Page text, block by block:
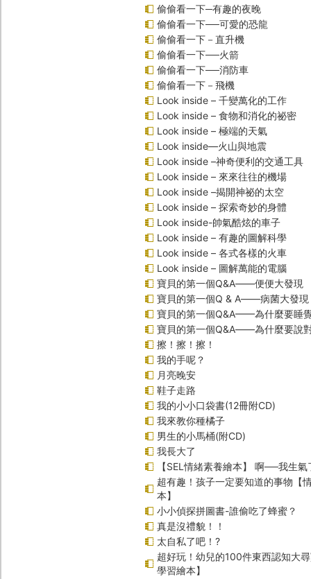
偷偷看一下─有趣的夜晚
偷偷看一下──可愛的恐龍
偷偷看一下－直升機
偷偷看一下──火箭
偷偷看一下──消防車
偷偷看一下－飛機
Look inside – 千變萬化的工作
Look inside – 食物和消化的祕密
Look inside – 極端的天氣
Look inside—火山與地震
Look inside –神奇便利的交通工具
Look inside – 來來往往的機場
Look inside –揭開神祕的太空
Look inside – 探索奇妙的身體
Look inside-帥氣酷炫的車子
Look inside – 有趣的圖解科學
Look inside – 各式各樣的火車
Look inside – 圖解萬能的電腦
寶貝的第一個Q&A――便便大發現
寶貝的第一個Q & A――病菌大發現
寶貝的第一個Q&A——為什麼要睡
寶貝的第一個Q&A――為什麼要說
擦！擦！擦！
我的手呢？
月亮晚安
鞋子走路
我的小小口袋書(12冊附CD)
我來教你種橘子
男生的小馬桶(附CD)
我長大了
【SEL情緒素養繪本】 啊──我生
超有趣！孩子一定要知道的事物【
本】
小小偵探拼圖書-誰偷吃了蜂蜜？
真是沒禮貌！！
太自私了吧！?
超好玩！幼兒的100件東西認知大
學習繪本】